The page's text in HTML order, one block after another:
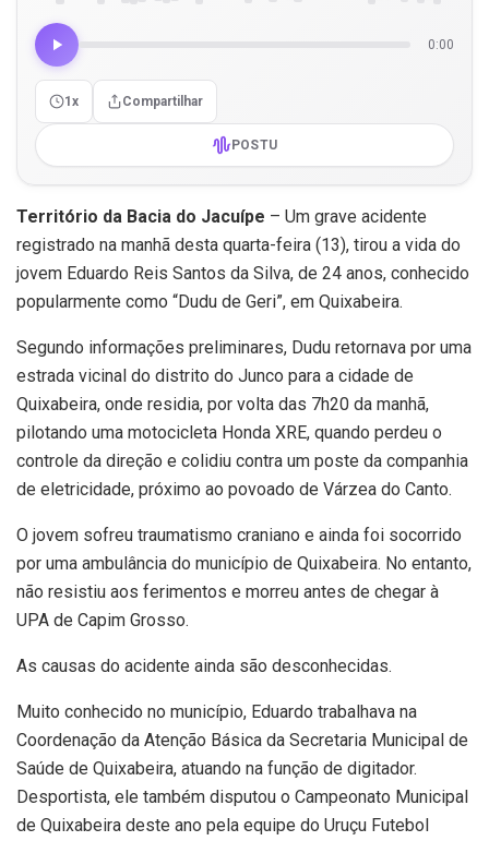
0:00
1x Compartilhar
POSTU
Território da Bacia do Jacuípe – Um grave acidente
registrado na manhã desta quarta-feira (13), tirou a vida do
jovem Eduardo Reis Santos da Silva, de 24 anos, conhecido
popularmente como “Dudu de Geri”, em Quixabeira.
Segundo informações preliminares, Dudu retornava por uma
estrada vicinal do distrito do Junco para a cidade de
Quixabeira, onde residia, por volta das 7h20 da manhã,
pilotando uma motocicleta Honda XRE, quando perdeu o
controle da direção e colidiu contra um poste da companhia
de eletricidade, próximo ao povoado de Várzea do Canto.
O jovem sofreu traumatismo craniano e ainda foi socorrido
por uma ambulância do município de Quixabeira. No entanto,
não resistiu aos ferimentos e morreu antes de chegar à
UPA de Capim Grosso.
As causas do acidente ainda são desconhecidas.
Muito conhecido no município, Eduardo trabalhava na
Coordenação da Atenção Básica da Secretaria Municipal de
Saúde de Quixabeira, atuando na função de digitador.
Desportista, ele também disputou o Campeonato Municipal
de Quixabeira deste ano pela equipe do Uruçu Futebol